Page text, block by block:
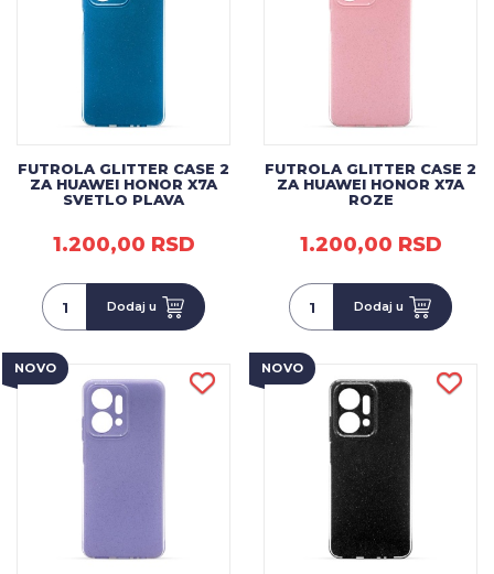
FUTROLA GLITTER CASE 2
ZA HUAWEI HONOR X7A
SVETLO PLAVA
1.200,00 RSD
Dodaj u
FUTROLA GLITTER CASE 2
ZA HUAWEI HONOR X7A
ROZE
1.200,00 RSD
Dodaj u
NOVO NOVO